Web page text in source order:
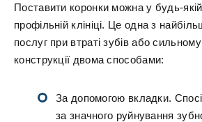
Поставити коронки можна у будь-якій
профільній клініці. Це одна з
послуг при втраті зубів або
конструкції двома способами:
За допомогою вкладки.
за значного руйнування